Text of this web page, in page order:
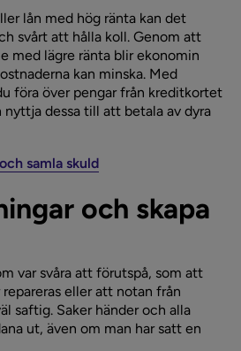
lån med hög ränta kan det
svårt att hålla koll. Genom att
med lägre ränta blir ekonomin
kan minska. Med
föra över pengar från kreditkortet
dessa till att betala av dyra
samla skuld
och skapa
var svåra att förutspå, som att
eller att notan från
saftig. Saker händer och alla
ut, även om man har satt en